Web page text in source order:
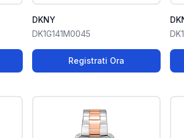
DKNY
DK1G141M0045
Registrati Ora